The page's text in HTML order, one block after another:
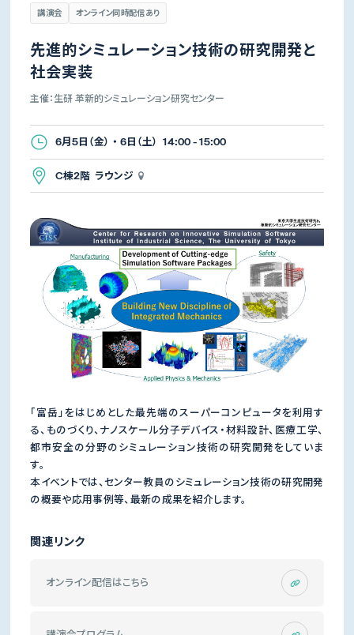
講演会 オンライン同時配信あり
先進的シミュレーション技術の研究開発と
社会実装
主催：生研 革新的シミュレーション研究センター
6月5日（金） ・ 6日（土） 14:00 - 15:00
C棟2階 ラウンジ
「富岳」をはじめとした最先端のスーパーコンピュータを利用す
る、ものづくり、ナノスケール分子デバイス・材料設計、医療工学、
都市安全の分野のシミュレーション技術の研究開発をしていま
す。
本イベントでは、センター教員のシミュレーション技術の研究開発
の概要や応用事例等、最新の成果を紹介します。
関連リンク
オンライン配信はこちら